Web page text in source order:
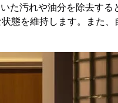
汚れや油分を除去す
態を維持します。また